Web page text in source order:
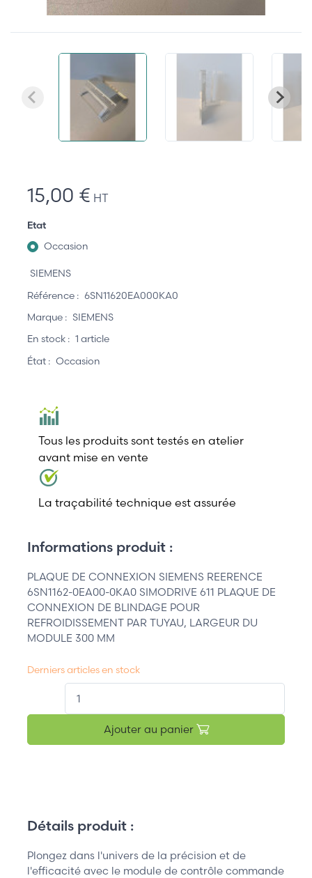
15,00 € HT
Etat
Occasion
SIEMENS
Référence : 6SN11620EA000KA0
Marque : SIEMENS
En stock : 1 article
État : Occasion
Tous les produits sont testés en atelier
avant mise en vente
La traçabilité technique est assurée
Informations produit :
PLAQUE DE CONNEXION SIEMENS REERENCE
6SN1162-0EA00-0KA0 SIMODRIVE 611 PLAQUE DE
CONNEXION DE BLINDAGE POUR
REFROIDISSEMENT PAR TUYAU, LARGEUR DU
MODULE 300 MM
Derniers articles en stock
Ajouter au panier
Détails produit :
Plongez dans l'univers de la précision et de
l'efficacité avec le module de contrôle commande